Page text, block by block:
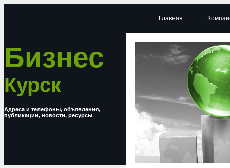
Бизнес
Курск
Адреса и телефоны, объявления,
публикации, новости, ресурсы
Главная